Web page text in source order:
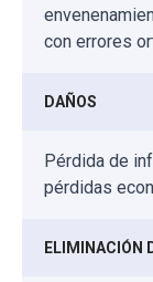
con errores
DAÑOS
Pérdida de
pérdidas
ELIMINACIÓN